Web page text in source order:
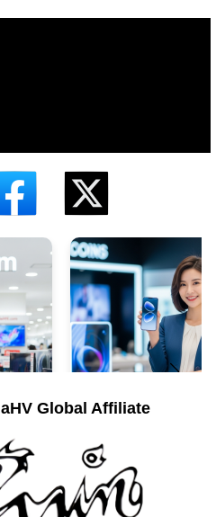
Global Affiliate